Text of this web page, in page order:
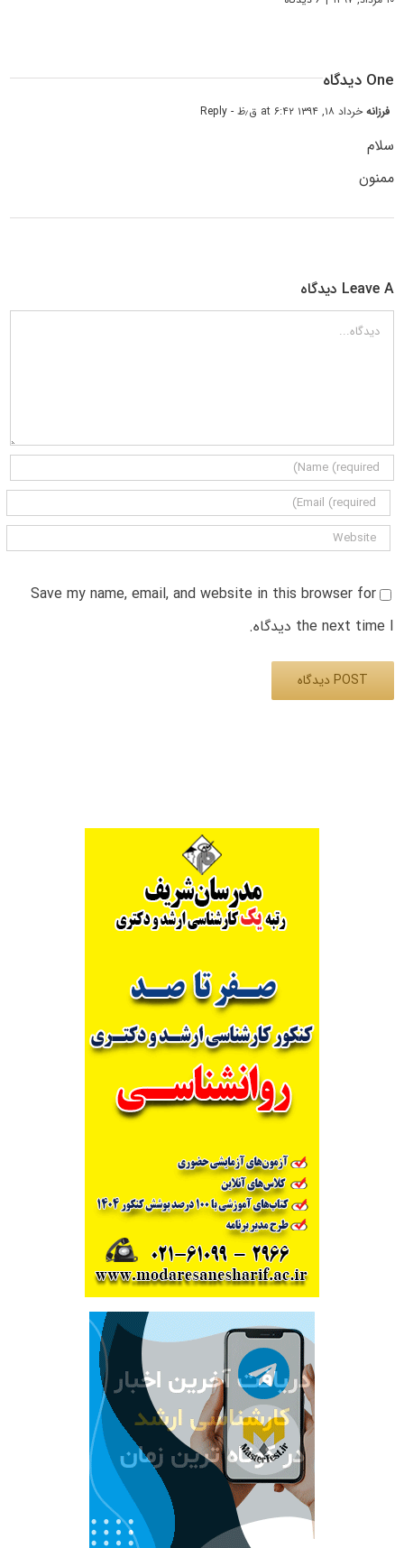
One دیدگاه
فرزانهخرداد ۱۸, ۱۳۹۴ at ۶:۴۲ ق٫ظ - Reply
سلام
ممنون
Leave A دیدگاه
دیدگاه
Save my name, email, and website in this browser for
the next time I دیدگاه.